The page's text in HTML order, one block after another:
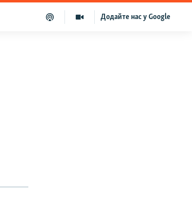
Додайте нас у Google